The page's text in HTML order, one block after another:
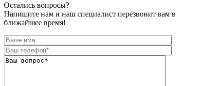
Остались вопросы?
Напишите нам и наш специалист перезвонит вам в
ближайшее время!